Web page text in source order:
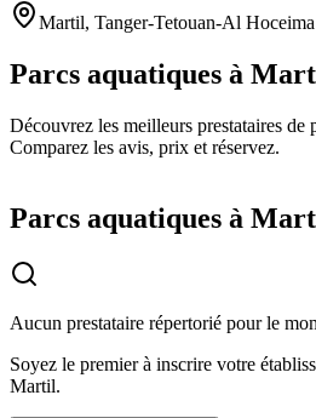
Martil, Tanger-Tetouan-Al Hoceima
Parcs aquatiques à
Découvrez les meilleurs prestataires de
Comparez les avis, prix et réservez.
Parcs aquatiques à
Aucun prestataire répertorié pour le
Soyez le premier à inscrire votre
Martil.